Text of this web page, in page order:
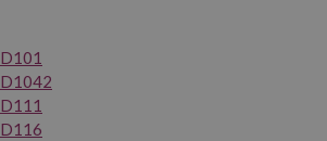
D1042